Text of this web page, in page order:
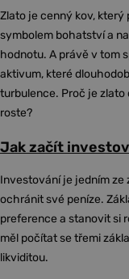
Zlato je cenný kov,
symbolem bohatství a
hodnotu. A právě v tom
aktivum, které
turbulence. Proč je
roste?
Jak začít
Investování je jedním ze
ochránit své peníze.
preference a stanovit si
měl počítat se třemi
likviditou.